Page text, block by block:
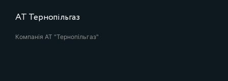
АТ Тернопільгаз
Компанія АТ "Тернопільгаз"